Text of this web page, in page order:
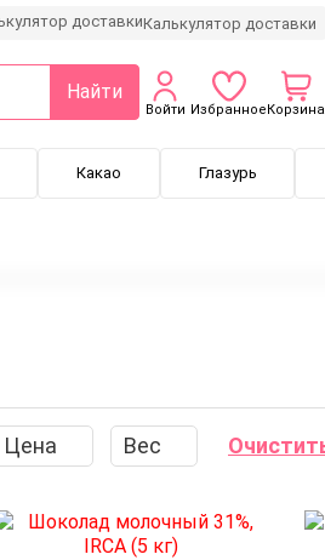
Калькулятор доставки
Найти
Войти ИзбранноеКорзина
Какао Глазурь
Цена Вес